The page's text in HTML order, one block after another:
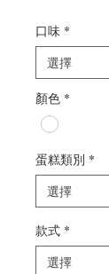
口味 *
顏色 *
蛋糕類別 *
款式 *